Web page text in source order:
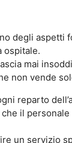
degli aspetti
ospitale.
mai
non vende
reparto
il
un servizio